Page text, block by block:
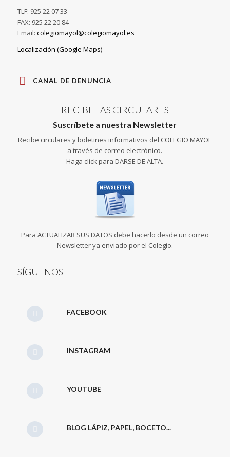
TLF: 925 22 07 33
FAX: 925 22 20 84
Email: colegiomayol@colegiomayol.es
Localización (Google Maps)
CANAL DE DENUNCIA
RECIBE LAS CIRCULARES
Suscríbete a nuestra Newsletter
Recibe circulares y boletines informativos del COLEGIO MAYOL
a través de correo electrónico.
Haga click para DARSE DE ALTA.
Para ACTUALIZAR SUS DATOS debe hacerlo desde un correo
Newsletter ya enviado por el Colegio.
SÍGUENOS
FACEBOOK
INSTAGRAM
YOUTUBE
BLOG LÁPIZ, PAPEL, BOCETO...